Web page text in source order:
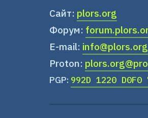
Сайт: plors.org
Форум:
E-mail: info@plors.org
Proton:
PGP: 992D 1220 D0F0